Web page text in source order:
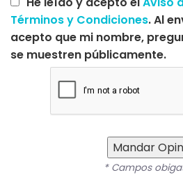
Términos y Condiciones. Al
acepto que mi nombre,
se muestren públicamente.
Mandar
* Campos